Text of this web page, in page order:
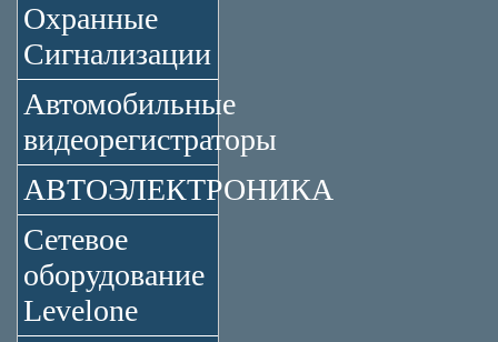
Охранные
Сигнализации
Автомобильные
видеорегистраторы
АВТОЭЛЕКТРОНИКА
Сетевое
оборудование
Levelone